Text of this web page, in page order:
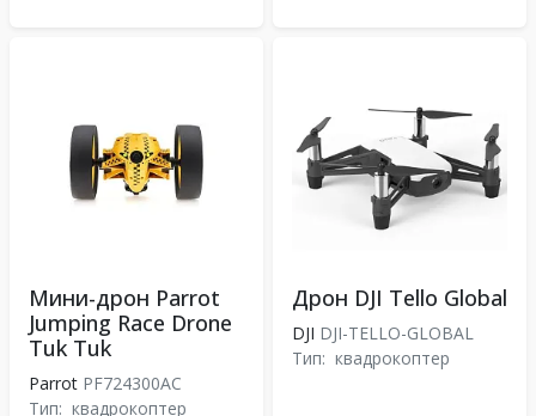
Мини-дрон Parrot
Jumping Race Drone
Tuk Tuk
Parrot PF724300AC
Тип: квадрокоптер
Дрон DJI Tello Global
DJI DJI-TELLO-GLOBAL
Тип: квадрокоптер